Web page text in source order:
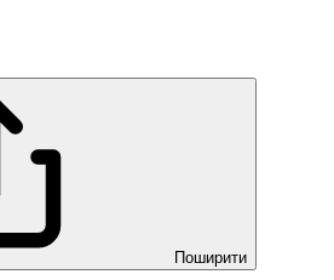
Поширити